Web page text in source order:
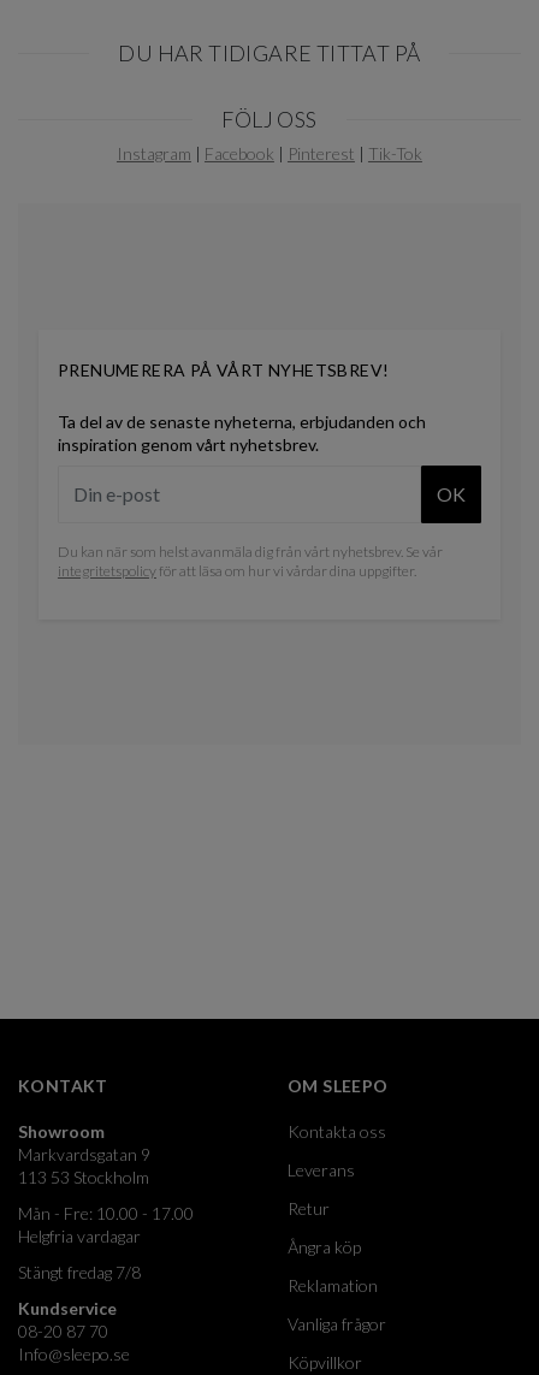
DU HAR TIDIGARE TITTAT PÅ
FÖLJ OSS
Instagram | Facebook | Pinterest | Tik-Tok
PRENUMERERA PÅ VÅRT NYHETSBREV!
Ta del av de senaste nyheterna, erbjudanden och
inspiration genom vårt nyhetsbrev.
OK
Du kan när som helst avanmäla dig från vårt nyhetsbrev. Se vår
integritetspolicyför att läsa om hur vi vårdar dina uppgifter.
KONTAKT
Showroom
Markvardsgatan 9
113 53 Stockholm
Mån - Fre: 10.00 - 17.00
Helgfria vardagar
Stängt fredag 7/8
Kundservice
08-20 87 70
Info@sleepo.se
OM SLEEPO
Kontakta oss
Leverans
Retur
Ångra köp
Reklamation
Vanliga frågor
Köpvillkor